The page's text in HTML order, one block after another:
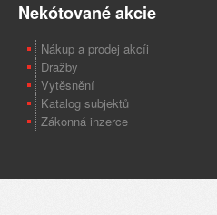
Nekótované akcie
Nákup a prodej akcíi
Dražby
Vytěsnění
Katalog subjektů
Zákonná inzerce